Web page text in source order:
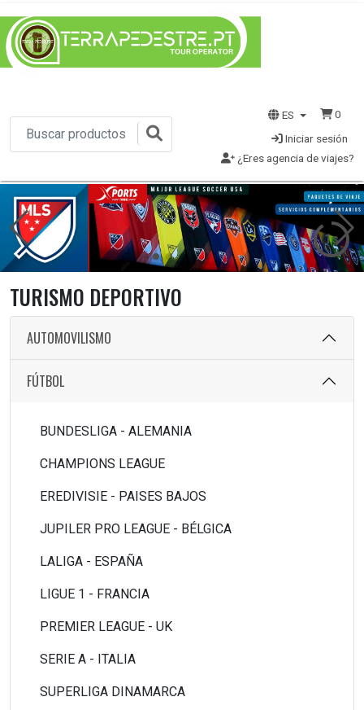
ES
0
Iniciar sesión
¿Eres agencia de viajes?
1s
TURISMO DEPORTIVO
AUTOMOVILISMO
FÚTBOL
BUNDESLIGA - ALEMANIA
CHAMPIONS LEAGUE
EREDIVISIE - PAISES BAJOS
JUPILER PRO LEAGUE - BÉLGICA
LALIGA - ESPAÑA
LIGUE 1 - FRANCIA
PREMIER LEAGUE - UK
SERIE A - ITALIA
SUPERLIGA DINAMARCA